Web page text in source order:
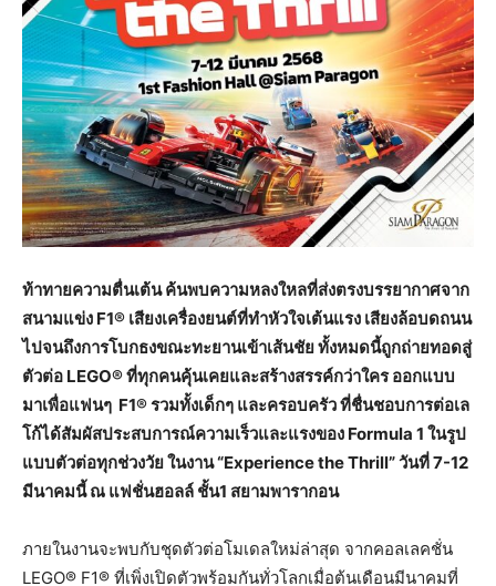
ท้าทายความตื่นเต้น ค้นพบความหลงใหลที่ส่งตรงบรรยากาศจาก
สนามแข่ง F1® เสียงเครื่องยนต์ที่ทำหัวใจเต้นแรง เสียงล้อบดถนน
ไปจนถึงการโบกธงขณะทะยานเข้าเส้นชัย ทั้งหมดนี้ถูกถ่ายทอดสู่
ตัวต่อ LEGO® ที่ทุกคนคุ้นเคยและสร้างสรรค์กว่าใคร ออกแบบ
มาเพื่อแฟนๆ F1® รวมทั้งเด็กๆ และครอบครัว ที่ชื่นชอบการต่อเล
โก้ได้สัมผัสประสบการณ์ความเร็วและแรงของ Formula 1 ในรูป
แบบตัวต่อทุกช่วงวัย ในงาน “Experience the Thrill” วันที่ 7-12
มีนาคมนี้ ณ แฟชั่นฮอลล์ ชั้น1 สยามพารากอน
ภายในงานจะพบกับชุดตัวต่อโมเดลใหม่ล่าสุด จากคอลเลคชั่น
LEGO® F1® ที่เพิ่งเปิดตัวพร้อมกันทั่วโลกเมื่อต้นเดือนมีนาคมที่